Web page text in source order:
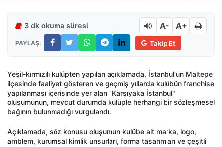
3 dk okuma süresi A- A+
PAYLAŞ: Takip Et
Yeşil-kırmızılı kulüpten yapılan açıklamada, İstanbul'un Maltepe
ilçesinde faaliyet gösteren ve geçmiş yıllarda kulübün franchise
yapılanması içerisinde yer alan "Karşıyaka İstanbul"
oluşumunun, mevcut durumda kulüple herhangi bir sözleşmesel
bağının bulunmadığı vurgulandı.
Açıklamada, söz konusu oluşumun kulübe ait marka, logo,
amblem, kurumsal kimlik unsurları, forma tasarımları ve çeşitli